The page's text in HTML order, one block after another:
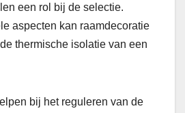
een rol bij de selectie.
aspecten kan raamdecoratie
thermische isolatie van een
bij het reguleren van de